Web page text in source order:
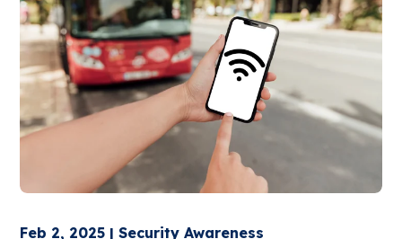
Feb 2, 2025 | Security Awareness